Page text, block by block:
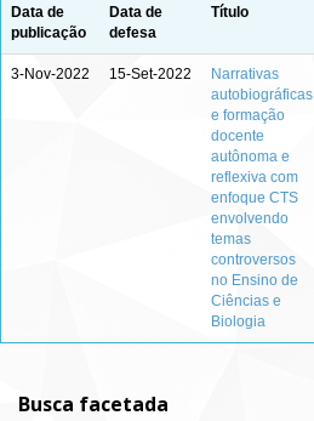
Data de
publicação
Data de
defesa
Título
3-Nov-2022 15-Set-2022
Narrativas
autobiográficas
e formação
docente
autônoma e
reflexiva com
enfoque CTS
envolvendo
temas
controversos
no Ensino de
Ciências e
Biologia
Busca facetada